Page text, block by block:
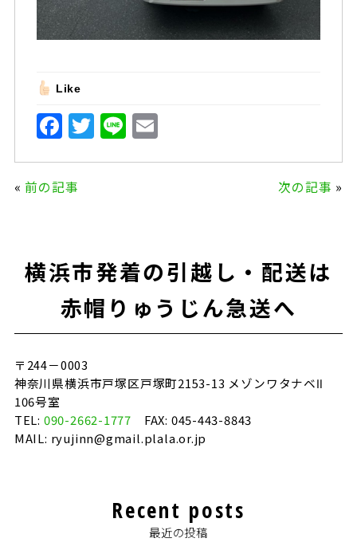
Like
F
a
c
e
o
o
k
T
w
Li
n
E
« 前の記事 次の記事 »
横浜市発着の引越し・配送は
赤帽りゅうじん急送へ
〒244－0003
神奈川県横浜市戸塚区戸塚町2153-13 メゾンワタナベⅡ
106号室
TEL: 090-2662-1777 FAX: 045-443-8843
MAIL: ryujinn@gmail.plala.or.jp
Recent posts
最近の投稿